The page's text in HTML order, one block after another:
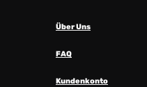
Über Uns
FAQ
Kundenkonto